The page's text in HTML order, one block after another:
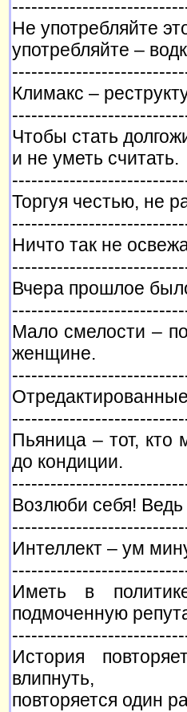
Не употребляйте
употребляйте –
Климакс –
Чтобы стать
и не уметь считать.
Торгуя честью, не
Ничто так не
Вчера прошлое
Мало смелости –
женщине.
Пьяница – тот, кто
до кондиции.
Возлюби себя! Ведь
Интеллект – ум
Иметь в
подмоченную
История
влипнуть,
повторяется один